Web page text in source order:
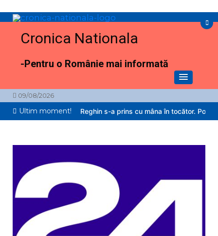
Cronica Nationala
-Pentru o Românie mai informată
09/08/2026
Ultim moment!
copil de 2 ani din Reghin s-a prins cu mâna în tocător. Pompierii